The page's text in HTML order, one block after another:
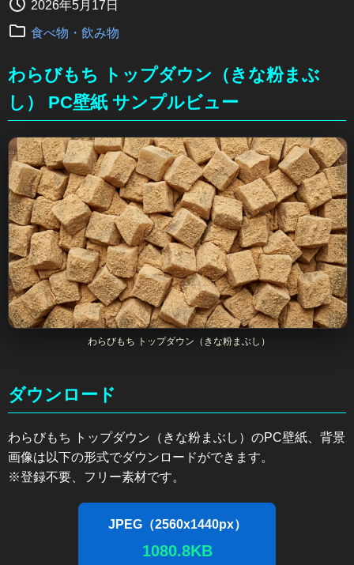
2026年5月17日
食べ物・飲み物
わらびもち トップダウン（きな粉まぶ
し） PC壁紙 サンプルビュー
わらびもち トップダウン（きな粉まぶし）
ダウンロード
わらびもち トップダウン（きな粉まぶし）のPC壁紙、背景
画像は以下の形式でダウンロードができます。
※登録不要、フリー素材です。
JPEG（2560x1440px）
1080.8KB